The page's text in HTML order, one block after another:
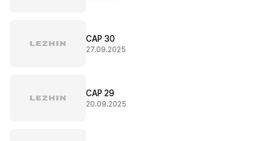
CAP 30
27.09.2025
CAP 29
20.09.2025